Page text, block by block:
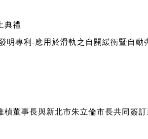
典禮
明專利-應用於滑軌之自關緩衝暨自動
楨董事長與新北市朱立倫市長共同簽